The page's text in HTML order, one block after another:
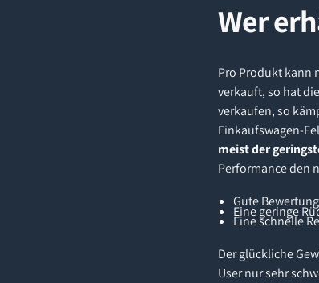
Wer
Pro Produkt kann
verkauft, so hat
verkaufen, so
Einkaufswagen-
meist der
Performance den
Gute
Eine geringe
Eine schnelle
Der glückliche
User nur sehr